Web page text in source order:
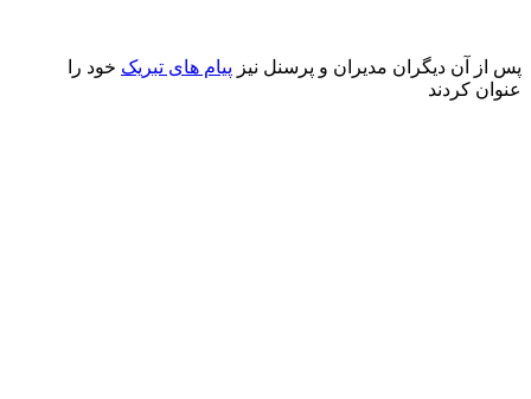
پس از آن دیگران مدیران و پرسنل نیز پیام های تبریک خود را
عنوان کردند